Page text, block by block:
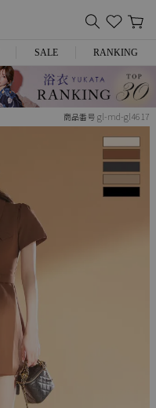
SALE RANKING
商品番号 gl-md-gl4617